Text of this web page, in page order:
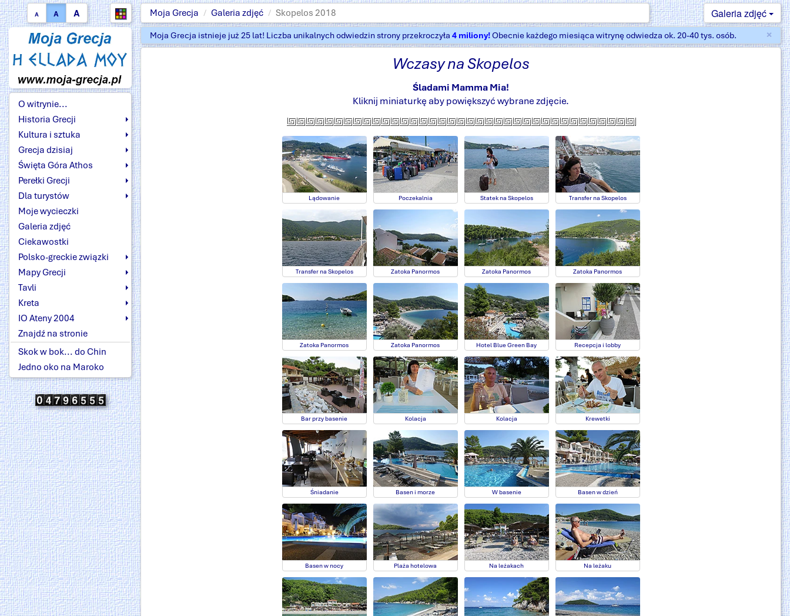
A A A Moja Grecja Galeria zdjęć Skopelos 2018 Galeria zdjęć
O witrynie...
Historia Grecji
Kultura i sztuka
Grecja dzisiaj
Święta Góra Athos
Perełki Grecji
Dla turystów
Moje wycieczki
Galeria zdjęć
Ciekawostki
Polsko-greckie związki
Mapy Grecji
Tavli
Kreta
IO Ateny 2004
Znajdź na stronie
Skok w bok... do Chin
Jedno oko na Maroko
×
Moja Grecja istnieje już 25 lat! Liczba unikalnych odwiedzin strony przekroczyła 4 miliony!Obecnie każdego miesiąca witrynę odwiedza ok. 20-40 tys. osób.
Wczasy na Skopelos
Śladami Mamma Mia!
Kliknij miniaturkę aby powiększyć wybrane zdjęcie.
Lądowanie Poczekalnia Statek na Skopelos Transfer na Skopelos
Transfer na Skopelos Zatoka Panormos Zatoka Panormos Zatoka Panormos
Zatoka Panormos Zatoka Panormos Hotel Blue Green Bay Recepcja i lobby
Bar przy basenie Kolacja Kolacja Krewetki
Śniadanie Basen i morze W basenie Basen w dzień
Basen w nocy Plaża hotelowa Na leżakach Na leżaku